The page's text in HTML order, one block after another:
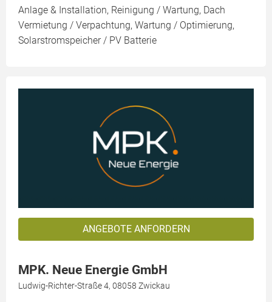
Anlage & Installation, Reinigung / Wartung, Dach
Vermietung / Verpachtung, Wartung / Optimierung,
Solarstromspeicher / PV Batterie
ANGEBOTE ANFORDERN
MPK. Neue Energie GmbH
Ludwig-Richter-Straße 4, 08058 Zwickau